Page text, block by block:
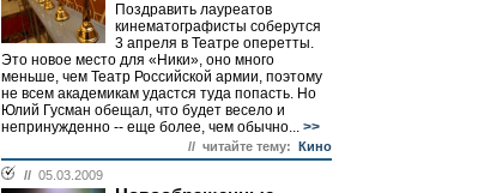
Поздравить лауреатов
кинематографисты соберутся
3 апреля в Театре оперетты.
Это новое место для «Ники», оно много
меньше, чем Театр Российской армии, поэтому
не всем академикам удастся туда попасть. Но
Юлий Гусман обещал, что будет весело и
непринужденно -- еще более, чем обычно... >>
// читайте тему: Кино
// 05.03.2009